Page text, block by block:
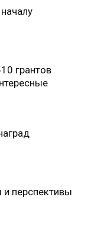
грантов
перспективы